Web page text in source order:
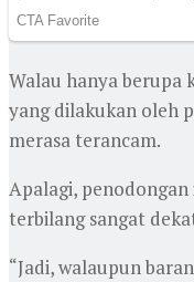
Walau hanya berupa
yang dilakukan oleh
merasa terancam.
Apalagi,
terbilang sangat
“Jadi, walaupun